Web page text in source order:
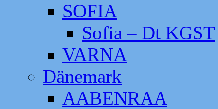
SOFIA
Sofia – Dt KGST
VARNA
Dänemark
AABENRAA